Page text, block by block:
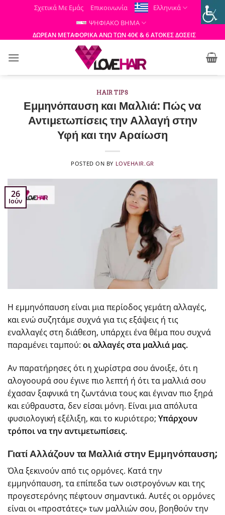
Μετάβαση
περιεχόμενο
Σχετικά Με Εμάς Επικοινωνία
Ελληνικά
ΨΗΦΙΑΚΟ ΒΗΜΑ
ΔΩΡΕΑΝ ΜΕΤΑΦΟΡΙΚΑ ΑΝΩ ΤΩΝ 40€ & 6 ΑΤΟΚΕΣ ΔΟΣΕΙΣ
HAIR TIPS
Εμμηνόπαυση και Μαλλιά: Πώς να
Αντιμετωπίσεις την Αλλαγή στην
Υφή και την Αραίωση
POSTED ON BY LOVEHAIR.GR
26
Ιούν
Η εμμηνόπαυση είναι μια περίοδος γεμάτη αλλαγές,
και ενώ συζητάμε συχνά για τις εξάψεις ή τις
εναλλαγές στη διάθεση, υπάρχει ένα θέμα που συχνά
παραμένει ταμπού: οι αλλαγές στα μαλλιά μας.
Αν παρατήρησες ότι η χωρίστρα σου άνοιξε, ότι η
αλογοουρά σου έγινε πιο λεπτή ή ότι τα μαλλιά σου
έχασαν ξαφνικά τη ζωντάνια τους και έγιναν πιο ξηρά
και εύθραυστα, δεν είσαι μόνη. Είναι μια απόλυτα
φυσιολογική εξέλιξη, και το κυριότερο; Υπάρχουν
τρόποι να την αντιμετωπίσεις.
Γιατί Αλλάζουν τα Μαλλιά στην Εμμηνόπαυση;
Όλα ξεκινούν από τις ορμόνες. Κατά την
εμμηνόπαυση, τα επίπεδα των οιστρογόνων και της
προγεστερόνης πέφτουν σημαντικά. Αυτές οι ορμόνες
είναι οι «προστάτες» των μαλλιών σου, βοηθούν την